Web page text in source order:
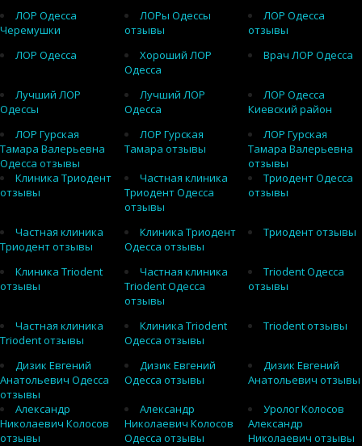
ЛОР Одесса
Черемушки
ЛОРы Одессы
отзывы
ЛОР Одесса
отзывы
ЛОР Одесса
Хороший ЛОР
Одесса
Врач ЛОР Одесса
Лучший ЛОР
Одессы
Лучший ЛОР
Одесса
ЛОР Одесса
Киевский район
ЛОР Гурская
Тамара Валерьевна
Одесса отзывы
ЛОР Гурская
Тамара отзывы
ЛОР Гурская
Тамара Валерьевна
отзывы
Клиника Триодент
отзывы
Частная клиника
Триодент Одесса
отзывы
Триодент Одесса
отзывы
Частная клиника
Триодент отзывы
Клиника Триодент
Одесса отзывы
Триодент отзывы
Клиника Triodent
отзывы
Частная клиника
Triodent Одесса
отзывы
Triodent Одесса
отзывы
Частная клиника
Triodent отзывы
Клиника Triodent
Одесса отзывы
Triodent отзывы
Дизик Евгений
Анатольевич Одесса
отзывы
Дизик Евгений
Одесса отзывы
Дизик Евгений
Анатольевич отзывы
Александр
Николаевич Колосов
отзывы
Александр
Николаевич Колосов
Одесса отзывы
Уролог Колосов
Александр
Николаевич отзывы